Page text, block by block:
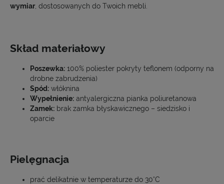
wymiar, dostosowanych do Twoich mebli.
Skład materiałowy
Poszewka: 100% poliester pokryty teflonem (odporny na
drobne zabrudzenia)
Spód: włóknina
Wypełnienie: antyalergiczna pianka poliuretanowa
Zamek: brak zamka błyskawicznego – siedzisko i
oparcie
Pielęgnacja
prać delikatnie w temperaturze do 30°C